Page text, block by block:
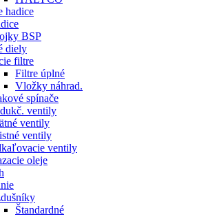
hadice
BSP
diely
filtre
Filtre úplné
Vložky náhrad.
spínače
ventily
ventily
ventily
ventily
oleje
Štandardné